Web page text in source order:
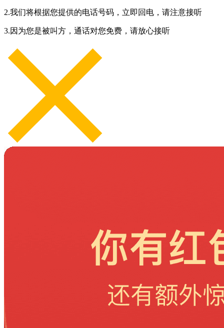
2.我们将根据您提供的电话号码，立即回电，请注意接听
3.因为您是被叫方，通话对您免费，请放心接听